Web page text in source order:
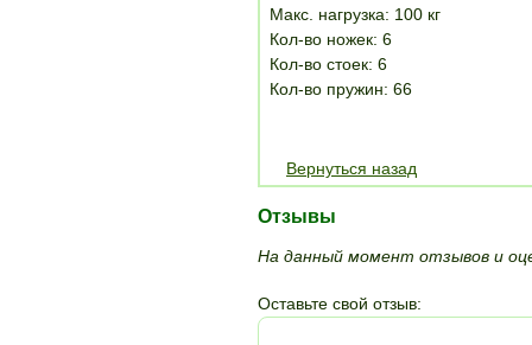
Макс. нагрузка: 100 кг
Кол-во ножек: 6
Кол-во стоек: 6
Кол-во пружин: 66
Вернуться назад
Отзывы
На данный момент отзывов и
Оставьте свой отзыв: